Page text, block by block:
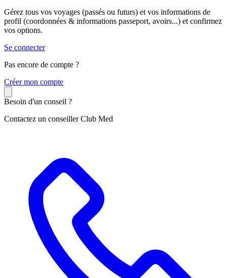
Gérez tous vos voyages (passés ou futurs) et vos informations de
profil (coordonnées & informations passeport, avoirs...) et confirmez
vos options.
Se connecter
Pas encore de compte ?
Créer mon compte
Besoin d'un conseil ?
Contactez un conseiller Club Med